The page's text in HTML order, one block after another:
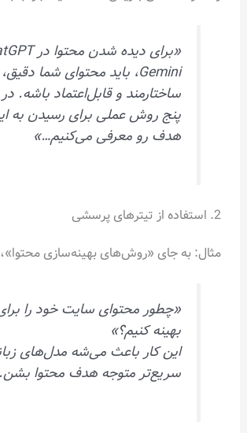
Gemini، باید محتوای شما دقیق،
ساختارمند و قابل‌اعتماد باشه. در
پنج روش عملی برای رسیدن به
هدف رو معرفی می‌کنیم…»
2. استفاده از تیترهای پرسشی
مثال: به جای «روش‌های بهینه‌سازی
بهینه کنیم؟»
این کار باعث می‌شه مدل‌های
سریع‌تر متوجه هدف محتوا بشن.